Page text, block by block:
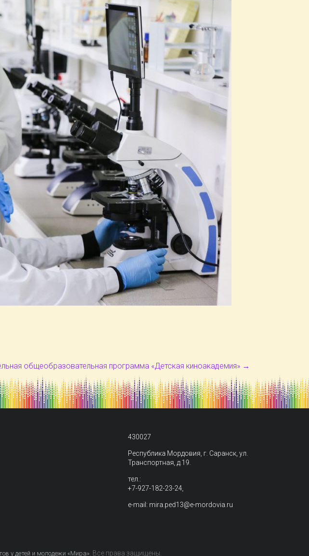
общеобразовательная программа «Детская киноакадемия» →
430027
Республика Мордовия, г. Саранск, ул.
Транспортная, д.19.
тел.:
+7-927-182-23-24,
e-mail: mira.ped13@e-mordovia.ru
у детей и молодежи «Мира» . Все права защищены.